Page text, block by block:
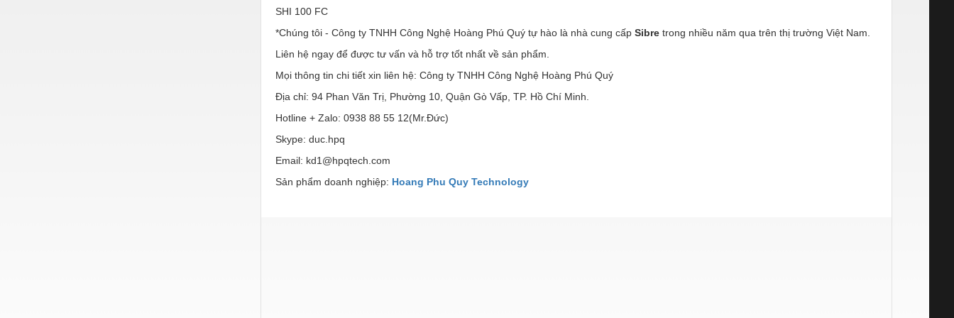
SHI 100 FC
*Chúng tôi - Công ty TNHH Công Nghệ Hoàng Phú Quý tự hào là nhà cung cấp Sibre trong nhiều năm qua trên thị trường Việt Nam.
Liên hệ ngay để được tư vấn và hỗ trợ tốt nhất về sản phẩm.
Mọi thông tin chi tiết xin liên hệ: Công ty TNHH Công Nghệ Hoàng Phú Quý
Địa chỉ: 94 Phan Văn Trị, Phường 10, Quận Gò Vấp, TP. Hồ Chí Minh.
Hotline + Zalo: 0938 88 55 12(Mr.Đức)
Skype: duc.hpq
Email: kd1@hpqtech.com
Sản phẩm doanh nghiệp: Hoang Phu Quy Technology